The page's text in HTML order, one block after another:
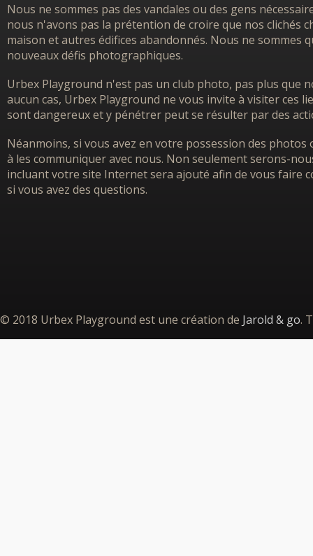
Nous ne sommes pas des vandales ou des gens
nous n'avons pas la prétention de croire que nos clichés
maison et autres édifices abandonnés. Nous ne sommes
nouveaux défis photographiques.
Urbex Playground n'est pas un club photo, pas plus que
aucun cas, Urbex Playground ne vous invite à visiter ces
sont dangereux et y pénétrer peut se résulter par des
Néanmoins, si vous avez en votre possession des
à les communiquer avec nous. Non seulement serons-
incluant votre site Internet sera ajouté afin de vous faire
si vous avez des questions.
© 2018 Urbex Playground est une création de Jarold & go.